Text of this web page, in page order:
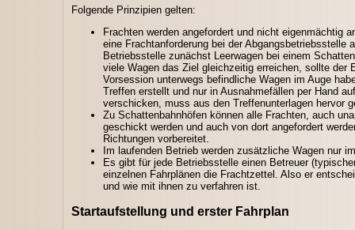
Folgende Prinzipien gelten:
Frachten werden angefordert und nicht eigenmächtig
eine Frachtanforderung bei der
Betriebsstelle zunächst Leerwagen bei einem
viele Wagen das Ziel gleichzeitig erreichen, sollte der
Vorsession unterwegs befindliche Wagen im Auge
Treffen erstellt und nur in Ausnahmefällen per Hand
verschicken, muss aus den Treffenunterlagen hervor
Zu Schattenbahnhöfen können alle Frachten, auch
geschickt werden und auch von dort angefordert
Richtungen vorbereitet.
Im laufenden Betrieb werden zusätzliche Wagen nur
Es gibt für jede Betriebsstelle einen Betreuer
einzelnen Fahrplänen die Frachtzettel. Also er
und wie mit ihnen zu verfahren ist.
Startaufstellung und erster Fahrplan